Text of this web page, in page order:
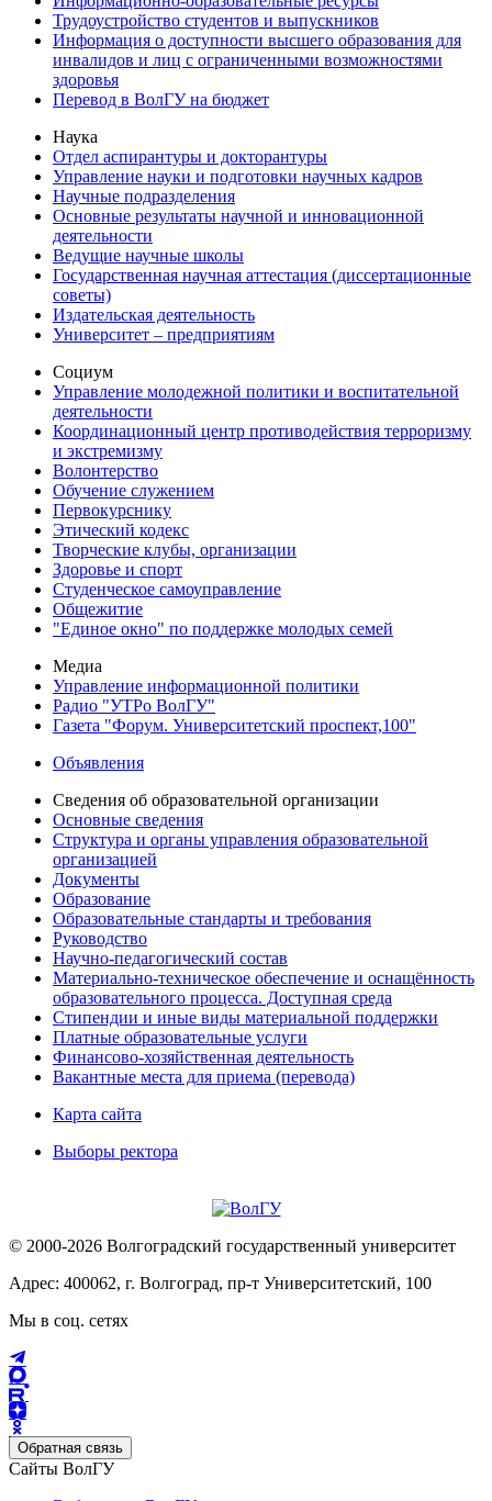
Трудоустройство студентов и выпускников
Информация о доступности высшего образования для
инвалидов и лиц с ограниченными возможностями
здоровья
Перевод в ВолГУ на бюджет
Наука
Отдел аспирантуры и докторантуры
Управление науки и подготовки научных кадров
Научные подразделения
Основные результаты научной и инновационной
деятельности
Ведущие научные школы
Государственная научная аттестация (диссертационные
советы)
Издательская деятельность
Университет – предприятиям
Социум
Управление молодежной политики и воспитательной
деятельности
Координационный центр противодействия терроризму
и экстремизму
Волонтерство
Обучение служением
Первокурснику
Этический кодекс
Творческие клубы, организации
Здоровье и спорт
Студенческое самоуправление
Общежитие
"Единое окно" по поддержке молодых семей
Медиа
Управление информационной политики
Радио "УТРо ВолГУ"
Газета "Форум. Университетский проспект,100"
Объявления
Сведения об образовательной организации
Основные сведения
Структура и органы управления образовательной
организацией
Документы
Образование
Образовательные стандарты и требования
Руководство
Научно-педагогический состав
Материально-техническое обеспечение и оснащённость
образовательного процесса. Доступная среда
Стипендии и иные виды материальной поддержки
Платные образовательные услуги
Финансово-хозяйственная деятельность
Вакантные места для приема (перевода)
Карта сайта
Выборы ректора
© 2000-2026 Волгоградский государственный университет
Адрес: 400062, г. Волгоград, пр-т Университетский, 100
Мы в соц. сетях
Обратная связь
Сайты ВолГУ